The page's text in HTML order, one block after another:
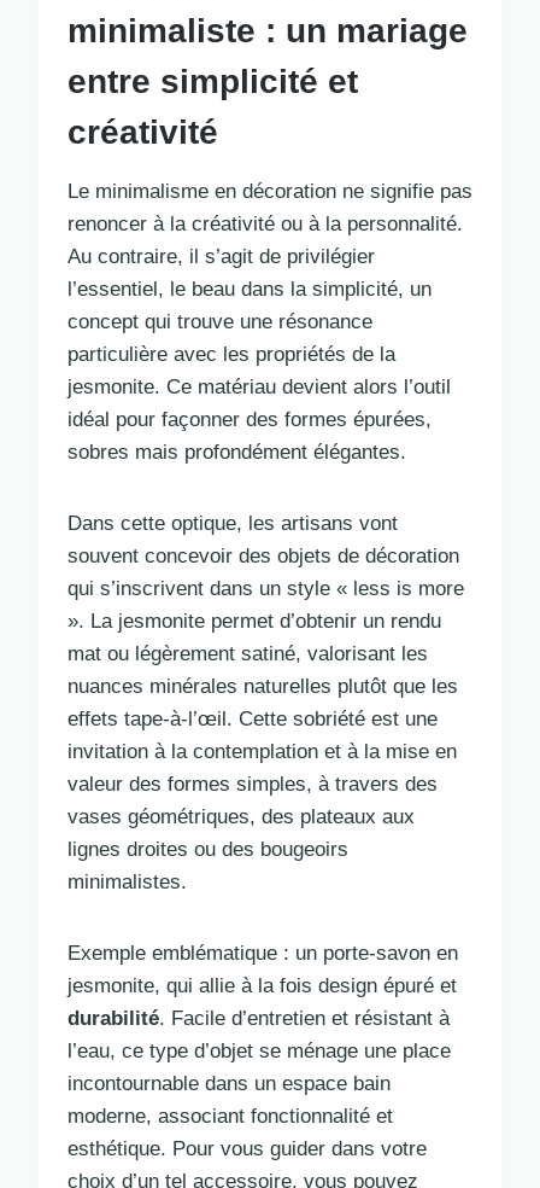
minimaliste : un mariage
entre simplicité et
créativité
Le minimalisme en décoration ne signifie pas
renoncer à la créativité ou à la personnalité.
Au contraire, il s’agit de privilégier
l’essentiel, le beau dans la simplicité, un
concept qui trouve une résonance
particulière avec les propriétés de la
jesmonite. Ce matériau devient alors l’outil
idéal pour façonner des formes épurées,
sobres mais profondément élégantes.
Dans cette optique, les artisans vont
souvent concevoir des objets de décoration
qui s’inscrivent dans un style « less is more
». La jesmonite permet d’obtenir un rendu
mat ou légèrement satiné, valorisant les
nuances minérales naturelles plutôt que les
effets tape-à-l’œil. Cette sobriété est une
invitation à la contemplation et à la mise en
valeur des formes simples, à travers des
vases géométriques, des plateaux aux
lignes droites ou des bougeoirs
minimalistes.
Exemple emblématique : un porte-savon en
jesmonite, qui allie à la fois design épuré et
durabilité. Facile d’entretien et résistant à
l’eau, ce type d’objet se ménage une place
incontournable dans un espace bain
moderne, associant fonctionnalité et
esthétique. Pour vous guider dans votre
choix d’un tel accessoire, vous pouvez